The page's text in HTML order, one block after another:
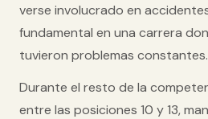
verse involucrado en
fundamental en una carrera
tuvieron problemas constantes.
Durante el resto de la
entre las posiciones 10 y 13,